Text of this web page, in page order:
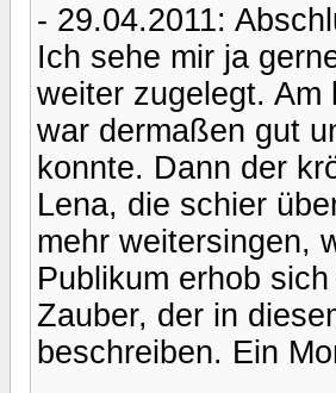
- 29.04.2011:
Ich sehe mir ja
weiter zugelegt. Am
war dermaßen gut
konnte. Dann der
Lena, die schier
mehr weitersingen,
Publikum erhob
Zauber, der in
beschreiben. Ein